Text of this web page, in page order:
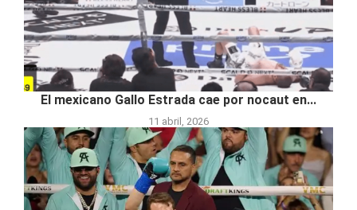
El mexicano Gallo Estrada cae por nocaut en...
11 abril, 2026